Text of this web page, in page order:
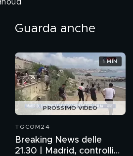
Guarda anche
PROSSIMO VIDEO
TGCOM24
Breaking News delle
21.30 | Madrid, controlli
1 MIN